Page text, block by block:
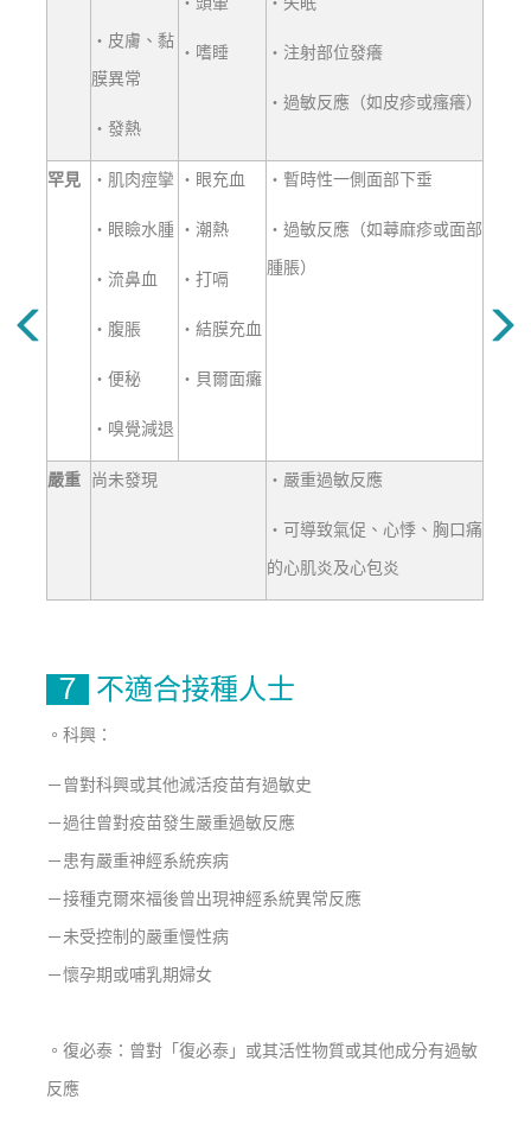
‧ 皮膚、黏
膜異常
‧發熱
‧ 嗜睡 ‧ 注射部位發癢
‧過敏反應（如皮疹或瘙癢）
罕見 ‧ 肌肉痙攣
‧ 眼瞼水腫
‧ 流鼻血
‧ 腹脹
‧便秘
‧ 嗅覺減退
‧ 眼充血
‧ 潮熱
‧打嗝
‧結膜充 血
‧ 貝爾面癱
‧暫時性一側面部下垂
‧過敏反應（如蕁麻疹或面部
腫脹）
嚴重 尚未發現 ‧ 嚴重過敏反應
‧可導致氣促、心悸、胸口痛
的心肌炎及心包炎
７ 不適合接種人士
。科興：
－曾對科興或其他滅活疫苗有過敏史
－過往曾對疫苗發生嚴重過敏反應
－患有嚴重神經系統疾病
－接種克爾來福後曾出現神經系統異常反應
－未受控制的嚴重慢性病
－懷孕期或哺乳期婦女
。復必泰：曾對「復必泰」或其活性物質或其他成分有過敏
反應